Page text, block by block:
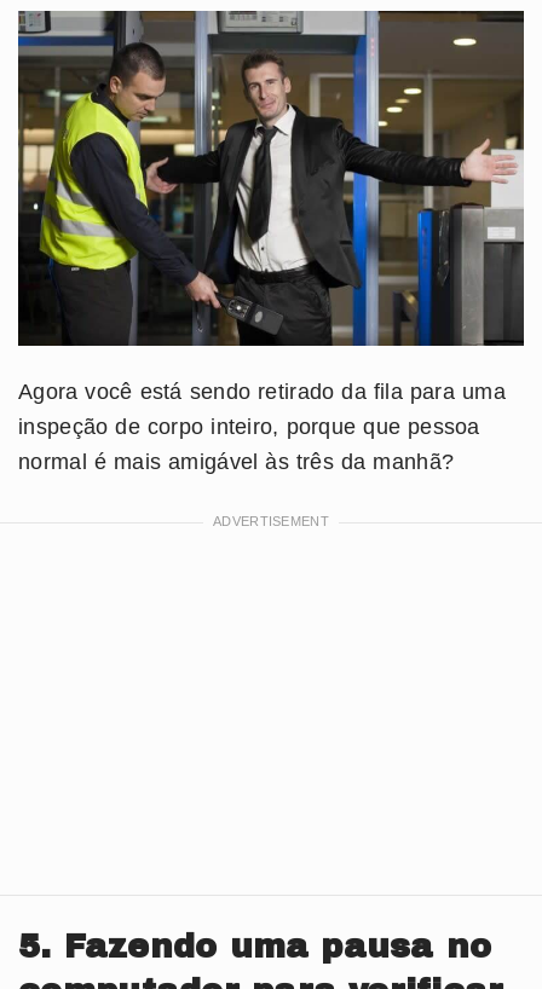
Agora você está sendo retirado da fila para uma
inspeção de corpo inteiro, porque que pessoa
normal é mais amigável às três da manhã?
5. Fazendo uma pausa no